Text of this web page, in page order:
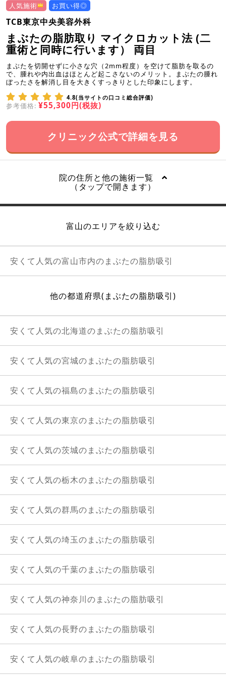
人気施術 お買い得◎
TCB東京中央美容外科
まぶたの脂肪取り マイクロカット法 (二
重術と同時に行います） 両目
まぶたを切開せずに小さな穴（2mm程度）を空けて脂肪を取るの
で、腫れや内出血はほとんど起こさないのメリット。まぶたの腫れ
ぼったさを解消し目を大きくすっきりとした印象にします。
4.8(当サイトの口コミ総合評価)
参考価格: ¥55,300円(税抜)
クリニック公式で詳細を見る
院の住所と他の施術一覧
（タップで開きます）
富山のエリアを絞り込む
安くて人気の富山市内のまぶたの脂肪吸引
他の都道府県(まぶたの脂肪吸引)
安くて人気の北海道のまぶたの脂肪吸引
安くて人気の宮城のまぶたの脂肪吸引
安くて人気の福島のまぶたの脂肪吸引
安くて人気の東京のまぶたの脂肪吸引
安くて人気の茨城のまぶたの脂肪吸引
安くて人気の栃木のまぶたの脂肪吸引
安くて人気の群馬のまぶたの脂肪吸引
安くて人気の埼玉のまぶたの脂肪吸引
安くて人気の千葉のまぶたの脂肪吸引
安くて人気の神奈川のまぶたの脂肪吸引
安くて人気の長野のまぶたの脂肪吸引
安くて人気の岐阜のまぶたの脂肪吸引